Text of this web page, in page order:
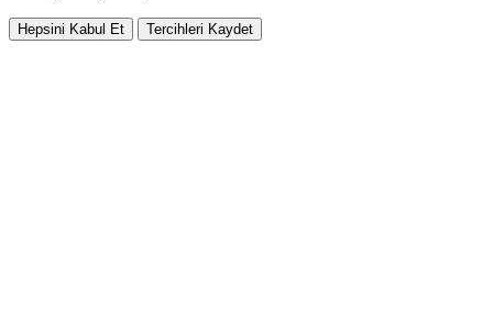
Hepsini Kabul Et Tercihleri Kaydet